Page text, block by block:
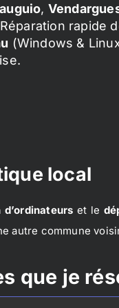
,
rapide
(Windows &
local
et le
autre commune
que je